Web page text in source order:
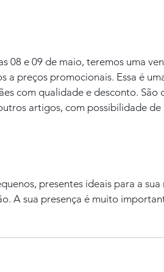
08 e 09 de maio, teremos uma
a preços promocionais. Essa é
com qualidade e desconto. São
artigos, com possibilidade de
presentes ideais para a sua
A sua presença é muito